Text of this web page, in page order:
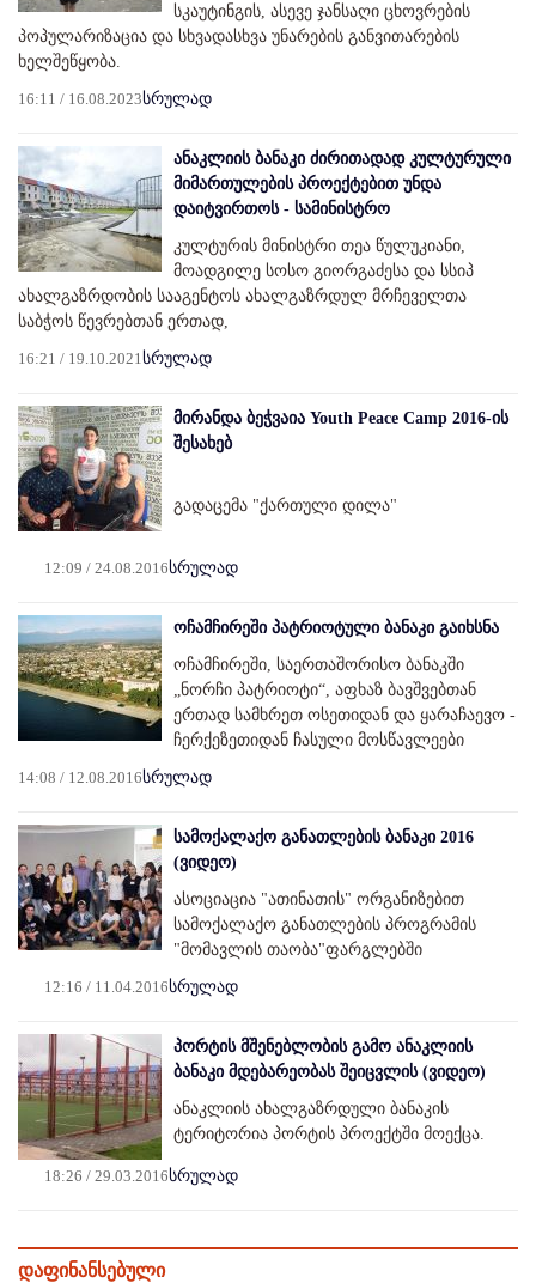
სკაუტინგის, ასევე ჯანსაღი ცხოვრების
პოპულარიზაცია და სხვადასხვა უნარების განვითარების
ხელშეწყობა.
16:11 / 16.08.2023სრულად
ანაკლიის ბანაკი ძირითადად კულტურული
მიმართულების პროექტებით უნდა
დაიტვირთოს - სამინისტრო
კულტურის მინისტრი თეა წულუკიანი,
მოადგილე სოსო გიორგაძესა და სსიპ
ახალგაზრდობის სააგენტოს ახალგაზრდულ მრჩეველთა
საბჭოს წევრებთან ერთად,
16:21 / 19.10.2021სრულად
მირანდა ბეჭვაია Youth Peace Camp 2016-ის
შესახებ
გადაცემა "ქართული დილა"
12:09 / 24.08.2016სრულად
ოჩამჩირეში პატრიოტული ბანაკი გაიხსნა
ოჩამჩირეში, საერთაშორისო ბანაკში
„ნორჩი პატრიოტი“, აფხაზ ბავშვებთან
ერთად სამხრეთ ოსეთიდან და ყარაჩაევო -
ჩერქეზეთიდან ჩასული მოსწავლეები
14:08 / 12.08.2016სრულად
სამოქალაქო განათლების ბანაკი 2016
(ვიდეო)
ასოციაცია "ათინათის" ორგანიზებით
სამოქალაქო განათლების პროგრამის
"მომავლის თაობა"ფარგლებში
12:16 / 11.04.2016სრულად
პორტის მშენებლობის გამო ანაკლიის
ბანაკი მდებარეობას შეიცვლის (ვიდეო)
ანაკლიის ახალგაზრდული ბანაკის
ტერიტორია პორტის პროექტში მოექცა.
18:26 / 29.03.2016სრულად
დაფინანსებული